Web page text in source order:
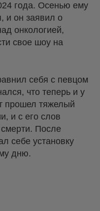
года. Осенью ему
и он заявил о
онкологией,
свое шоу на
себя с певцом
что теперь и у
прошел тяжелый
и с его слов
После
себе установку
дню.